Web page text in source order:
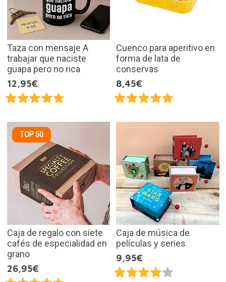
Taza con mensaje A
trabajar que naciste
guapa pero no rica
12,95€
Cuenco para aperitivo en
forma de lata de
conservas
8,45€
TOP 50
Caja de regalo con siete
cafés de especialidad en
grano
26,95€
Caja de música de
películas y series
9,95€